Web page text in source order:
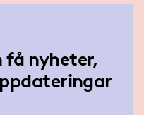
få nyheter,